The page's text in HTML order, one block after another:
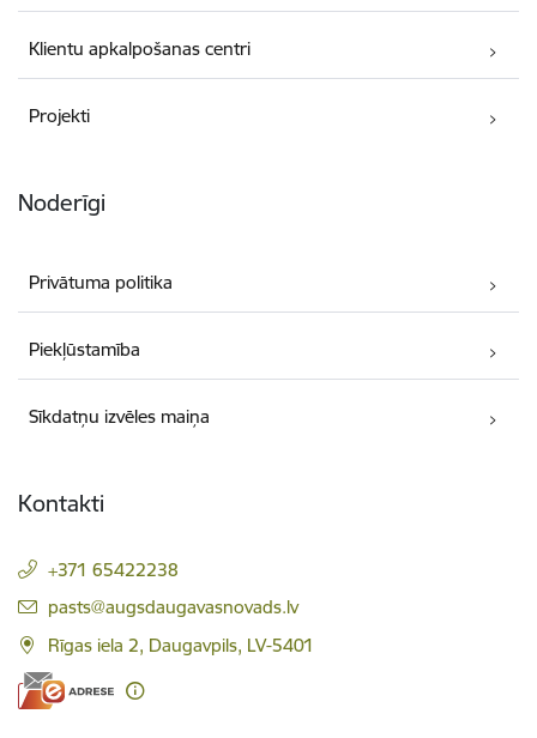
Klientu apkalpošanas centri
Projekti
Noderīgi
Privātuma politika
Piekļūstamība
Sīkdatņu izvēles maiņa
Kontakti
+371 65422238
E-pasts:
pasts@augsdaugavasnovads.lv
Rīgas iela 2, Daugavpils, LV-5401